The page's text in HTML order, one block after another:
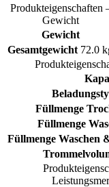
Produkteigenschaften
Gewicht
Gewicht
Gesamtgewicht 72.0
Füllmenge
Füllmenge
Füllmenge Waschen